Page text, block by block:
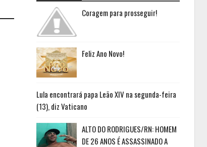
Coragem para prosseguir!
Feliz Ano Novo!
Lula encontrará papa Leão XIV na segunda-feira
(13), diz Vaticano
ALTO DO RODRIGUES/RN: HOMEM
DE 26 ANOS É ASSASSINADO A